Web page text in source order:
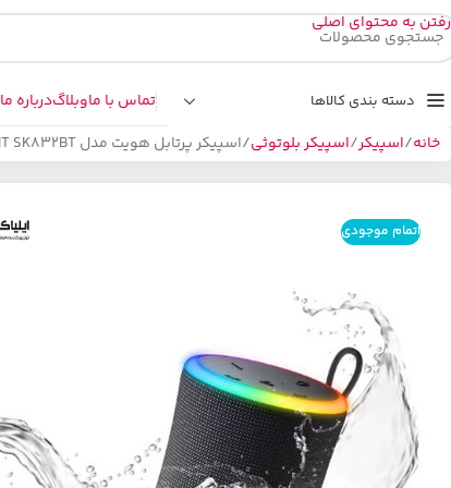
رفتن به محتوای اصلی
دسته بندی کالاها تماس با ماوبلاگدرباره ما
خانه اسپیکر اسپیکر بلوتوثی اسپیکر پرتابل هویت مدل HAVIT SK832BT
اتمام موجودی